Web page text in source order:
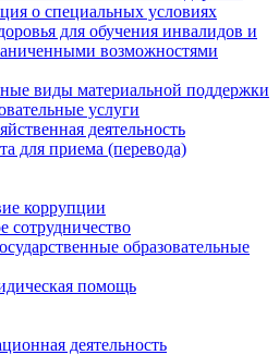
о специальных условиях
для обучения инвалидов и
возможностями
виды материальной поддержки
услуги
деятельность
для приема (перевода)
коррупции
сотрудничество
образовательные
помощь
деятельность